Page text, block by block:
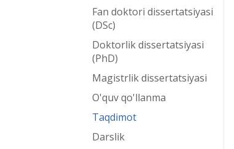
Fan doktori dissertatsiyasi
(DSc)
Doktorlik dissertatsiyasi
(PhD)
Magistrlik dissertatsiyasi
O'quv qo'llanma
Taqdimot
Darslik